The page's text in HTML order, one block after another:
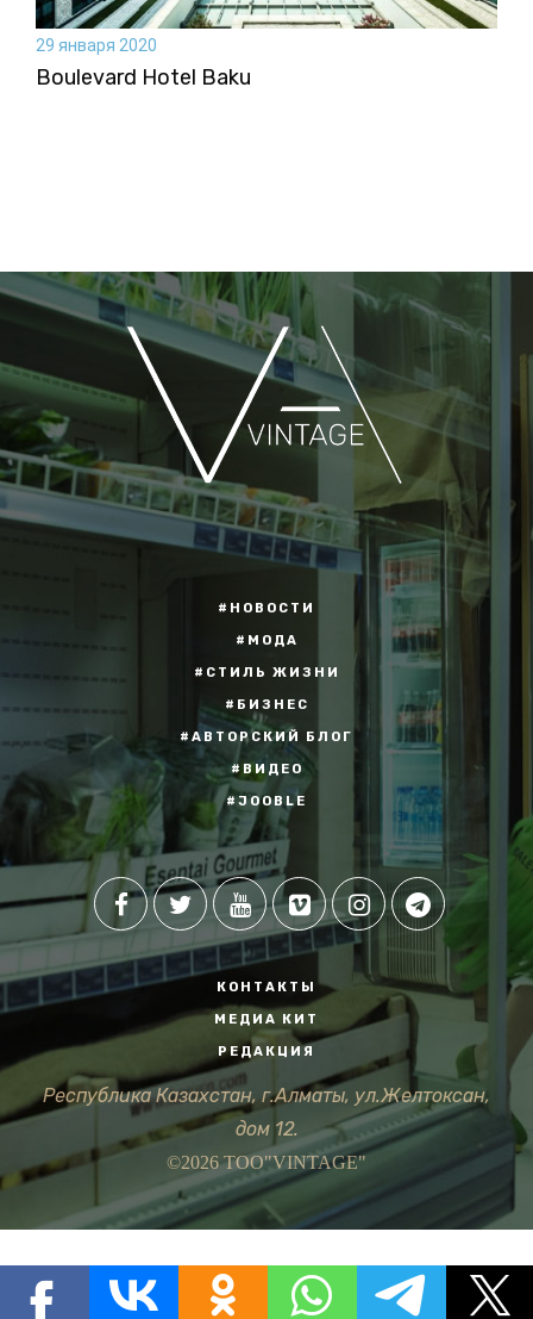
29 января 2020
Boulevard Hotel Baku
#НОВОСТИ
#МОДА
#СТИЛЬ ЖИЗНИ
#БИЗНЕС
#АВТОРСКИЙ БЛОГ
#ВИДЕО
#JOOBLE
КОНТАКТЫ
МЕДИА КИТ
РЕДАКЦИЯ
Республика Казахстан, г.Алматы, ул.Желтоксан,
дом 12.
©2026 ТОО"VINTAGE"